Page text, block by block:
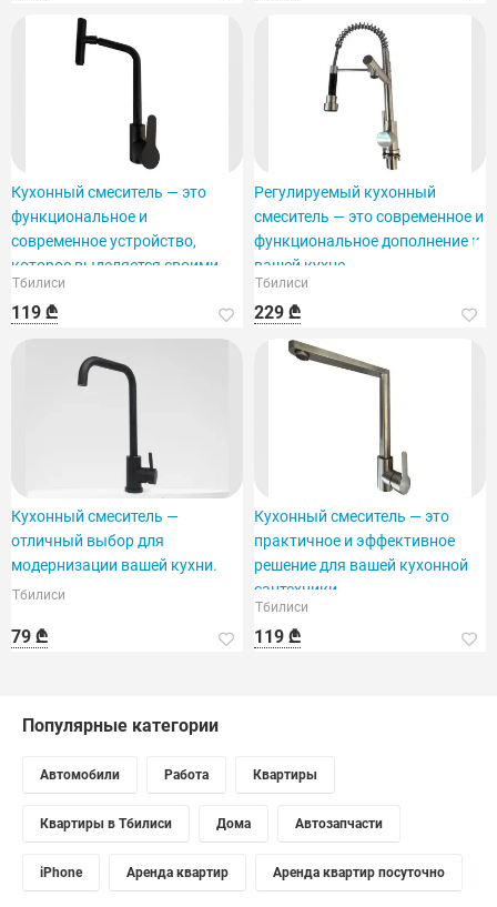
Кухонный смеситель — это
функциональное и
современное устройство,
которое выделяется своими
особенностями.
Тбилиси
119 ₾
Регулируемый кухонный
смеситель — это современное и
функциональное дополнение к
вашей кухне.
Тбилиси
229 ₾
Кухонный смеситель —
отличный выбор для
модернизации вашей кухни.
Тбилиси
79 ₾
Кухонный смеситель — это
практичное и эффективное
решение для вашей кухонной
сантехники.
Тбилиси
119 ₾
Популярные категории
Автомобили Работа Квартиры
Квартиры в Тбилиси Дома Автозапчасти
iPhone Аренда квартир Аренда квартир посуточно